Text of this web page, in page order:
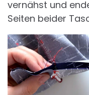
vernähst und
Seiten beider